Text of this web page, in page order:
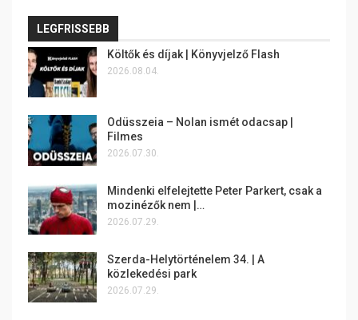
LEGFRISSEBB
Költők és díjak | Könyvjelző Flash
2026.08.04.
Odüsszeia – Nolan ismét odacsap |
Filmes
2026.07.30.
Mindenki elfelejtette Peter Parkert, csak a
mozinézők nem |…
2026.07.29.
Szerda-Helytörténelem 34. | A
közlekedési park
2026.07.29.